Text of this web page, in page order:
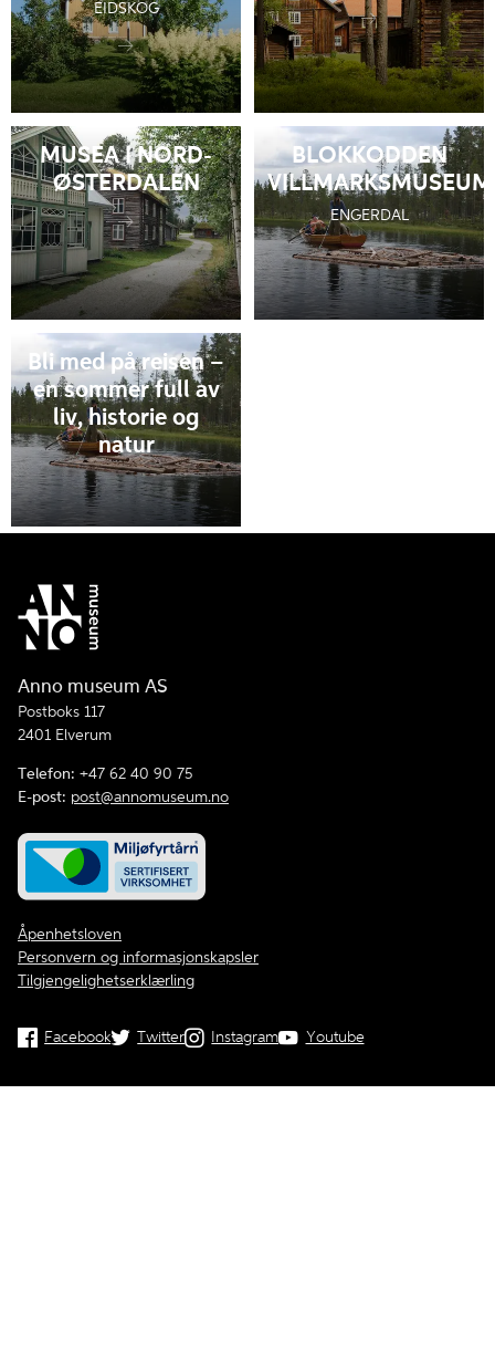
EIDSKOG
MUSEA I NORD-
ØSTERDALEN
BLOKKODDEN
VILLMARKSMUSEUM
ENGERDAL
Bli med på reisen –
en sommer full av
liv, historie og
natur
Anno museum AS
Postboks 117
2401 Elverum
Telefon: +47 62 40 90 75
E-post: post@annomuseum.no
Åpenhetsloven
Personvern og informasjonskapsler
Tilgjengelighetserklærling
Facebook Twitter Instagram Youtube